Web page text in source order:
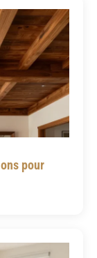
pour